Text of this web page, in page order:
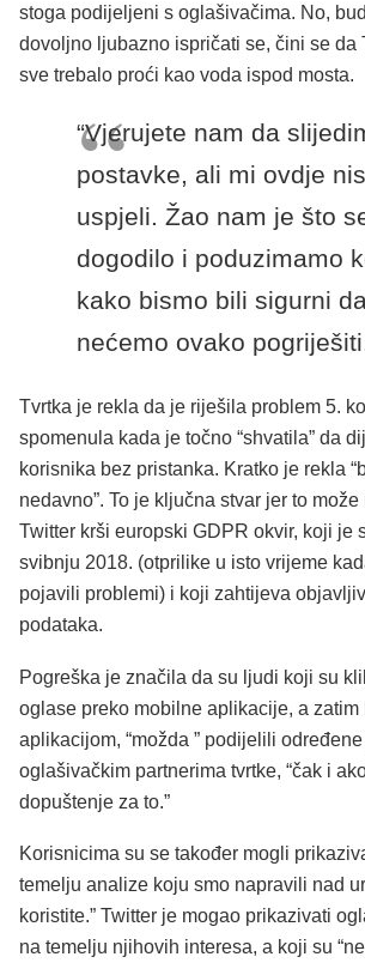
stoga podijeljeni s oglašivačima. No,
dovoljno ljubazno ispričati se, čini se da
sve trebalo proći kao voda ispod mosta.
“Vjerujete nam da
postavke, ali mi ovdje
uspjeli. Žao nam je što
dogodilo i poduzimamo
kako bismo bili sigurni
nećemo ovako
Tvrtka je rekla da je riješila problem 5.
spomenula kada je točno “shvatila” da
korisnika bez pristanka. Kratko je rekla
nedavno”. To je ključna stvar jer to
Twitter krši europski GDPR okvir, koji je
svibnju 2018. (otprilike u isto vrijeme
pojavili problemi) i koji zahtijeva
podataka.
Pogreška je značila da su ljudi koji su
oglase preko mobilne aplikacije, a
aplikacijom, “možda ” podijelili
oglašivačkim partnerima tvrtke, “čak i
dopuštenje za to.”
Korisnicima su se također mogli
temelju analize koju smo napravili nad
koristite.” Twitter je mogao prikazivati
na temelju njihovih interesa, a koji su